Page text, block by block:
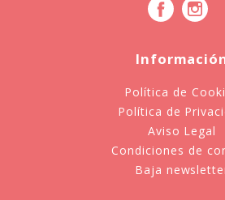
Política de
Política de
Aviso Legal
Condiciones de
Baja